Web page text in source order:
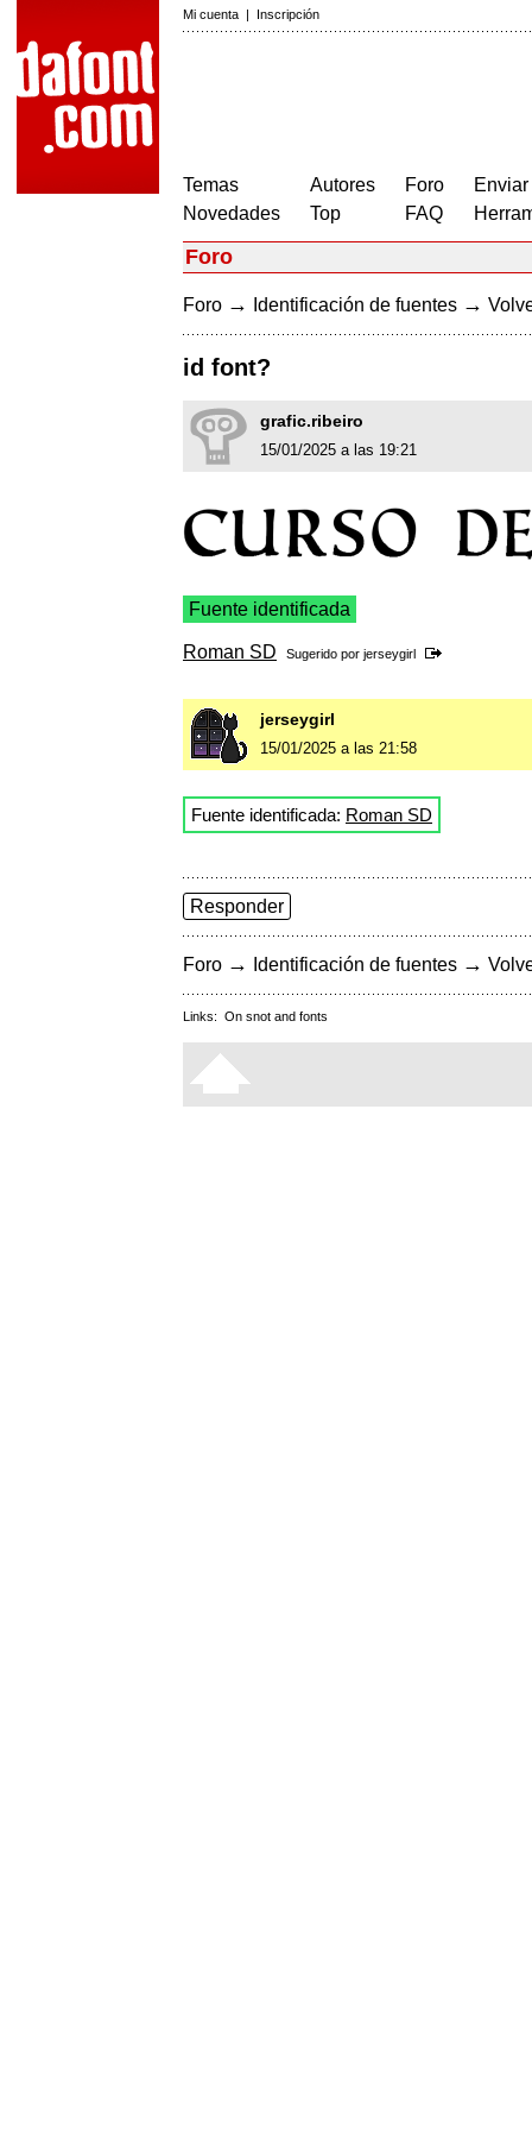
Mi cuenta | Inscripción
Temas
Novedades
Autores
Top
Foro
FAQ
Foro
Foro → Identificación de fuentes →
id font?
grafic.ribeiro
15/01/2025 a las 19:21
Fuente identificada
Roman SD Sugerido por jerseygirl
jerseygirl
15/01/2025 a las 21:58
Fuente identificada: Roman SD
Responder
Foro → Identificación de fuentes →
Links: On snot and fonts